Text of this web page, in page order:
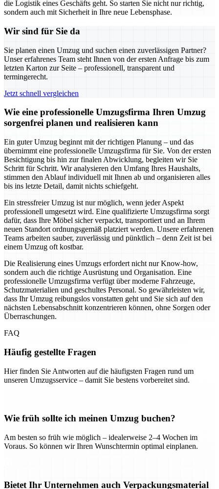
die Logistik eines Geschäfts geht. So starten Sie nicht nur richtig,
sondern auch mit Sicherheit in Ihre neue Lebensphase.
Wir sind für Sie da
Sie planen einen Umzug und suchen einen zuverlässigen Partner?
Unser erfahrenes Team steht Ihnen von der ersten Anfrage bis zum
letzten Karton zur Seite – professionell, transparent und
termingerecht.
Jetzt schnell vergleichen
Wie eine professionelle Umzugsfirma Ihren Umzug
sorgenfrei planen und realisieren kann
Ein guter Umzug beginnt mit der richtigen Planung – und das
übernimmt eine professionelle Umzugsfirma für Sie. Von der ersten
Besichtigung bis hin zur finalen Abwicklung, begleiten wir Sie
Schritt für Schritt. Wir analysieren den Umfang Ihres Haushalts,
stimmen den Ablauf individuell mit Ihnen ab und organisieren alles
bis ins letzte Detail, damit nichts schiefgeht.
Ein stressfreier Umzug ist nur möglich, wenn jeder Aspekt
professionell umgesetzt wird. Eine qualifizierte Umzugsfirma sorgt
dafür, dass Ihre Möbel sicher verpackt, transportiert und an Ihrem
neuen Standort ordnungsgemäß platziert werden. Unsere erfahrenen
Teams arbeiten sauber, zuverlässig und pünktlich – denn Zeit ist bei
einem Umzug oft kostbar.
Die Realisierung eines Umzugs erfordert nicht nur Know-how,
sondern auch die richtige Ausrüstung und Organisation. Eine
professionelle Umzugsfirma verfügt über moderne Fahrzeuge,
Schutzmaterialien und geschultes Personal. So gewährleisten wir,
dass Ihr Umzug reibungslos vonstatten geht und Sie sich auf den
nächsten Lebensabschnitt konzentrieren können, ohne Sorgen oder
Überraschungen.
FAQ
Häufig gestellte Fragen
Hier finden Sie Antworten auf die häufigsten Fragen rund um
unseren Umzugsservice – damit Sie bestens vorbereitet sind.
Wie früh sollte ich meinen Umzug buchen?
Am besten so früh wie möglich – idealerweise 2–4 Wochen im
Voraus. So können wir Ihren Wunschtermin optimal einplanen.
Bietet Ihr Unternehmen auch Verpackungsmaterial